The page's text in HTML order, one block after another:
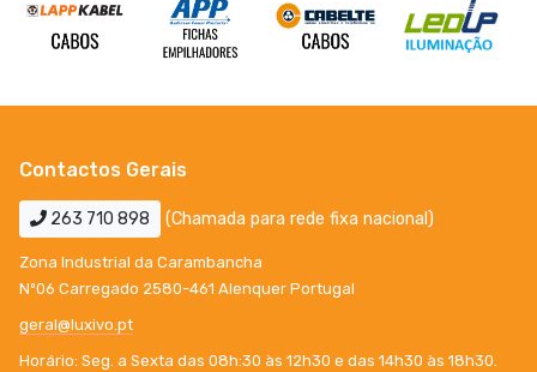
Contactos Gerais
263 710 898 (Chamada para rede fixa nacional)
Zona Industrial da Carambancha
Nº06 Carregado 2580-461 Alenquer Portugal
geral@luxivo.pt
Horário: Seg. a Sexta das 08h:30 às 12h30 e das 14h30 às 18h30.